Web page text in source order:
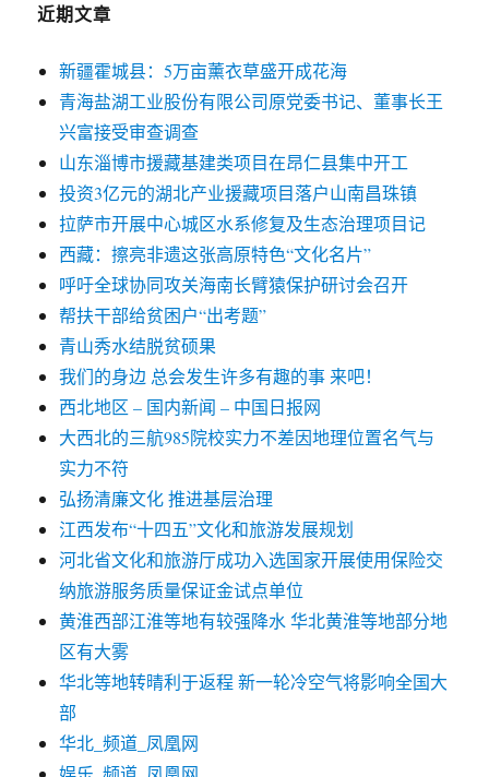
近期文章
新疆霍城县：5万亩薰衣草盛开成花海
青海盐湖工业股份有限公司原党委书记、董事长王
兴富接受审查调查
山东淄博市援藏基建类项目在昂仁县集中开工
投资3亿元的湖北产业援藏项目落户山南昌珠镇
拉萨市开展中心城区水系修复及生态治理项目记
西藏：擦亮非遗这张高原特色“文化名片”
呼吁全球协同攻关海南长臂猿保护研讨会召开
帮扶干部给贫困户“出考题”
青山秀水结脱贫硕果
我们的身边 总会发生许多有趣的事 来吧！
西北地区 – 国内新闻 – 中国日报网
大西北的三航985院校实力不差因地理位置名气与
实力不符
弘扬清廉文化 推进基层治理
江西发布“十四五”文化和旅游发展规划
河北省文化和旅游厅成功入选国家开展使用保险交
纳旅游服务质量保证金试点单位
黄淮西部江淮等地有较强降水 华北黄淮等地部分地
区有大雾
华北等地转晴利于返程 新一轮冷空气将影响全国大
部
华北_频道_凤凰网